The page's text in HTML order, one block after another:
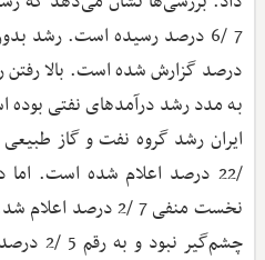
به مدد رشد درآمدهای نفتی بوده
نخست منفی 7 /2
چشم‌گیر